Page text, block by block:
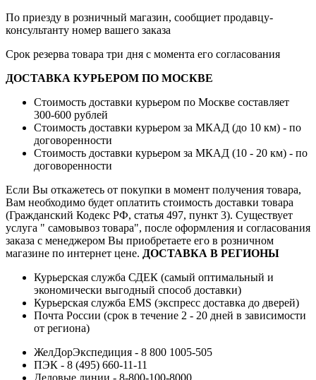
По приезду в розничный магазин, сообщиет продавцу-
консультанту номер вашего заказа
Срок резерва товара три дня с момента его согласования
ДОСТАВКА КУРЬЕРОМ ПО МОСКВЕ
Стоимость доставки курьером по Москве составляет
300-600 рублей
Стоимость доставки курьером за МКАД (до 10 км) - по
договоренности
Стоимость доставки курьером за МКАД (10 - 20 км) - по
договоренности
Если Вы откажетесь от покупки в момент получения товара,
Вам необходимо будет оплатить стоимость доставки товара
(Гражданский Кодекс РФ, статья 497, пункт 3). Существует
услуга " самовывоз товара", после оформления и согласования
заказа с менеджером Вы приобретаете его в розничном
магазине по интернет цене. ДОСТАВКА В РЕГИОНЫ
Курьерская служба СДЕК (самый оптимальный и
экономически выгодный способ доставки)
Курьерская служба EMS (экспресс доставка до дверей)
Почта России (срок в течение 2 - 20 дней в зависимости
от региона)
ЖелДорЭкспедиция - 8 800 1005-505
ПЭК - 8 (495) 660-11-11
Деловые линии - 8-800-100-8000